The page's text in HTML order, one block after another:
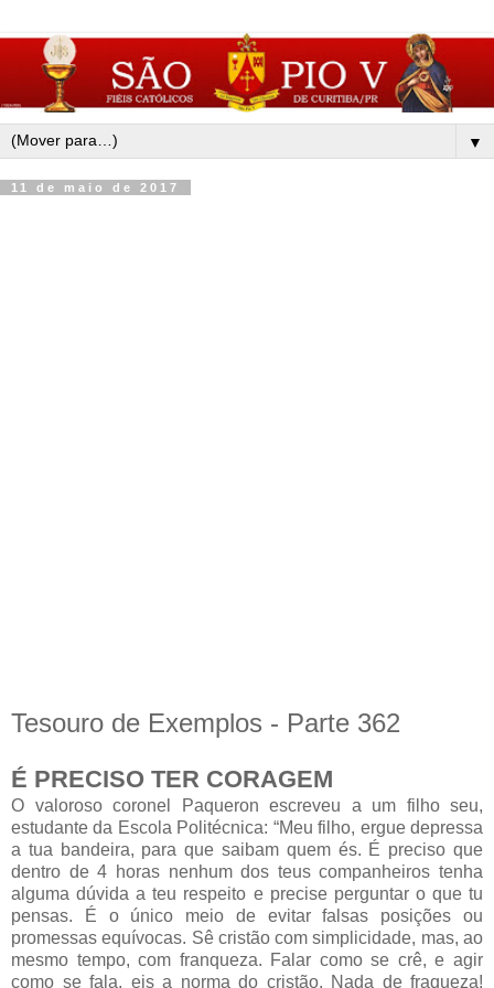
▼
11 de maio de 2017
Tesouro de Exemplos - Parte 362
É PRECISO TER CORAGEM
O valoroso coronel Paqueron escreveu a um filho seu,
estudante da Escola Politécnica: “Meu filho, ergue depressa
a tua bandeira, para que saibam quem és. É preciso que
dentro de 4 horas nenhum dos teus companheiros tenha
alguma dúvida a teu respeito e precise perguntar o que tu
pensas. É o único meio de evitar falsas posições ou
promessas equívocas. Sê cristão com simplicidade, mas, ao
mesmo tempo, com franqueza. Falar como se crê, e agir
como se fala, eis a norma do cristão. Nada de fraqueza!